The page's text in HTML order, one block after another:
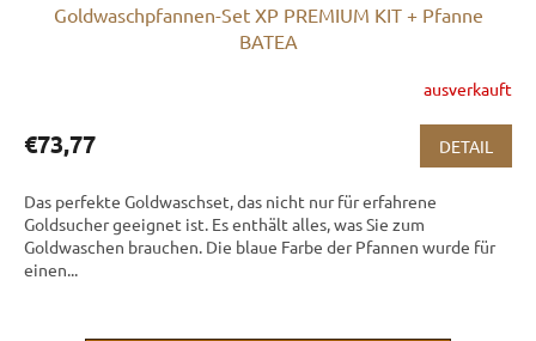
Goldwaschpfannen-Set XP PREMIUM KIT + Pfanne
BATEA
ausverkauft
€73,77 DETAIL
Das perfekte Goldwaschset, das nicht nur für erfahrene
Goldsucher geeignet ist. Es enthält alles, was Sie zum
Goldwaschen brauchen. Die blaue Farbe der Pfannen wurde für
einen...